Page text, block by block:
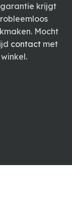
krijgt
Mocht
contact met